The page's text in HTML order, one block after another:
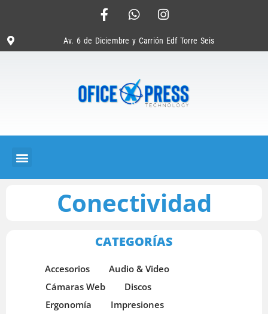
Av. 6 de Diciembre y Carrión Edf Torre Seis
Conectividad
CATEGORÍAS
Accesorios
Audio & Video
Cámaras Web
Discos
Ergonomía
Impresiones